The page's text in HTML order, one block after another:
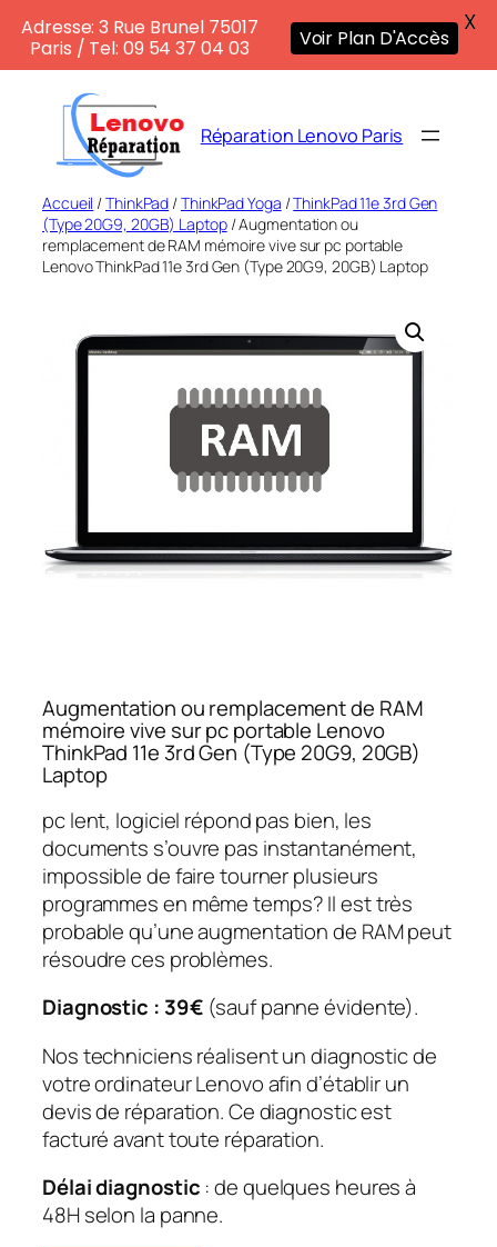
contenu
Réparation Lenovo Paris
Accueil /ThinkPad /ThinkPad Yoga /ThinkPad 11e 3rd Gen
(Type 20G9, 20GB) Laptop/ Augmentation ou
remplacement de RAM mémoire vive sur pc portable
Lenovo ThinkPad 11e 3rd Gen (Type 20G9, 20GB) Laptop
Augmentation ou remplacement de RAM
mémoire vive sur pc portable Lenovo
ThinkPad 11e 3rd Gen (Type 20G9, 20GB)
Laptop
pc lent, logiciel répond pas bien, les
documents s’ouvre pas instantanément,
impossible de faire tourner plusieurs
programmes en même temps? Il est très
probable qu’une augmentation de RAM peut
résoudre ces problèmes.
Diagnostic : 39€ (sauf panne évidente).
Nos techniciens réalisent un diagnostic de
votre ordinateur Lenovo afin d’établir un
devis de réparation. Ce diagnostic est
facturé avant toute réparation.
Délai diagnostic : de quelques heures à
48H selon la panne.
Adresse: 3 Rue Brunel 75017
Paris / Tel: 09 54 37 04 03
Voir Plan D'Accès
X